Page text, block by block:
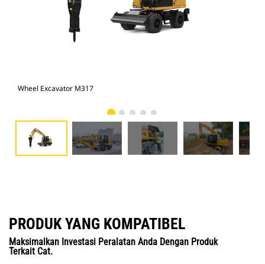
Wheel Excavator M317
PRODUK YANG KOMPATIBEL
Maksimalkan Investasi Peralatan Anda Dengan Produk
Terkait Cat.